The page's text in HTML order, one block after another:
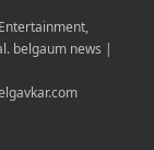
Entertainment,
belgaum news |
belgavkar.com